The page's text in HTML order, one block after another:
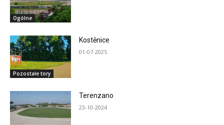
Ogólne
Pozostałe tory
Kostěnice
01-07-2025
Terenzano
23-10-2024